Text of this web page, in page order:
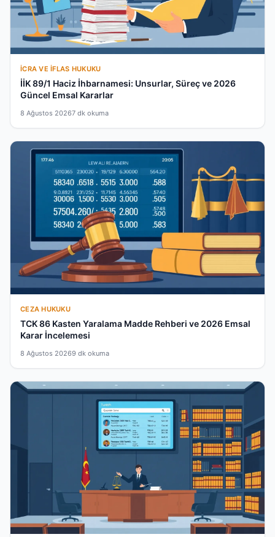
İCRA VE İFLAS HUKUKU
İİK 89/1 Haciz İhbarnamesi: Unsurlar, Süreç ve 2026
Güncel Emsal Kararlar
8 Ağustos 20267 dk okuma
CEZA HUKUKU
TCK 86 Kasten Yaralama Madde Rehberi ve 2026 Emsal
Karar İncelemesi
8 Ağustos 20269 dk okuma